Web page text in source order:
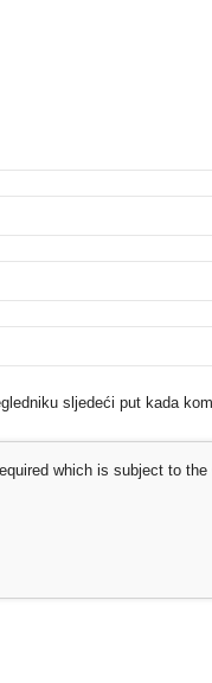
sljedeći put kada
which is subject to the